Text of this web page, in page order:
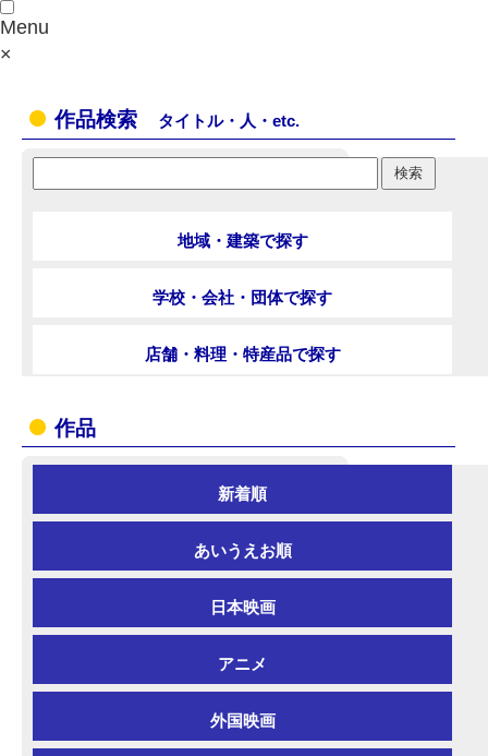
Menu
×
作品検索 タイトル・人・etc.
地域・建築で探す
学校・会社・団体で探す
店舗・料理・特産品で探す
作品
新着順
あいうえお順
日本映画
アニメ
外国映画